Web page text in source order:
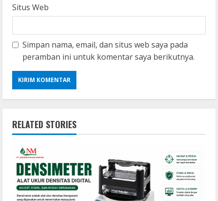
Situs Web
Simpan nama, email, dan situs web saya pada
peramban ini untuk komentar saya berikutnya.
RELATED STORIES